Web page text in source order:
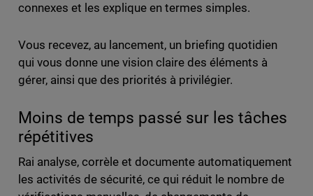
connexes et les explique en termes simples.
Vous recevez, au lancement, un briefing quotidien
qui vous donne une vision claire des éléments à
gérer, ainsi que des priorités à privilégier.
Moins de temps passé sur les tâches
répétitives
Rai analyse, corrèle et documente automatiquement
les activités de sécurité, ce qui réduit le nombre de